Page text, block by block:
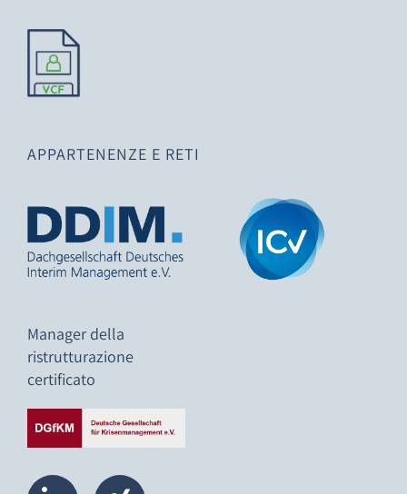
APPARTENENZE E RETI
Manager della
ristrutturazione
certificato
L X